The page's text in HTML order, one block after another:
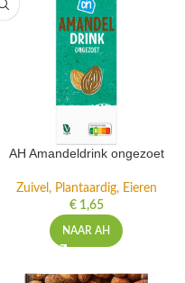
AH Amandeldrink ongezoet
Zuivel, Plantaardig, Eieren
€1,65
NAAR AH